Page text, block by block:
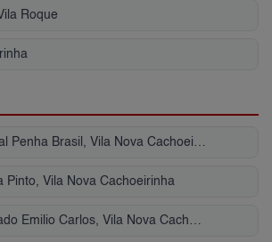
Roque
Pinto, Vila Nova Cachoeirinha